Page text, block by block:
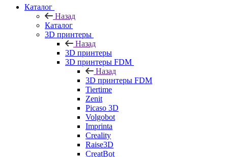
Каталог
Назад
Каталог
3D принтеры
Назад
3D принтеры
3D принтеры FDM
Назад
3D принтеры FDM
Tiertime
Zenit
Picaso 3D
Volgobot
Imprinta
Creality
Raise3D
CreatBot